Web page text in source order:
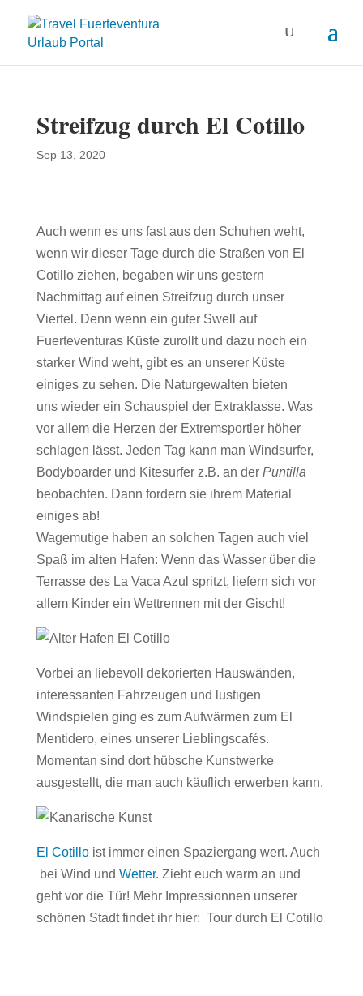
Streifzug durch El Cotillo
Sep 13, 2020
Auch wenn es uns fast aus den Schuhen weht,
wenn wir dieser Tage durch die Straßen von El
Cotillo ziehen, begaben wir uns gestern
Nachmittag auf einen Streifzug durch unser
Viertel. Denn wenn ein guter Swell auf
Fuerteventuras Küste zurollt und dazu noch ein
starker Wind weht, gibt es an unserer Küste
einiges zu sehen. Die Naturgewalten bieten
uns wieder ein Schauspiel der Extraklasse. Was
vor allem die Herzen der Extremsportler höher
schlagen lässt. Jeden Tag kann man Windsurfer,
Bodyboarder und Kitesurfer z.B. an der Puntilla
beobachten. Dann fordern sie ihrem Material
einiges ab!
Wagemutige haben an solchen Tagen auch viel
Spaß im alten Hafen: Wenn das Wasser über die
Terrasse des La Vaca Azul spritzt, liefern sich vor
allem Kinder ein Wettrennen mit der Gischt!
Vorbei an liebevoll dekorierten Hauswänden,
interessanten Fahrzeugen und lustigen
Windspielen ging es zum Aufwärmen zum El
Mentidero, eines unserer Lieblingscafés.
Momentan sind dort hübsche Kunstwerke
ausgestellt, die man auch käuflich erwerben kann.
El Cotilloist immer einen Spaziergang wert. Auch
bei Wind und Wetter. Zieht euch warm an und
geht vor die Tür! Mehr Impressionnen unserer
schönen Stadt findet ihr hier: Tour durch El Cotillo